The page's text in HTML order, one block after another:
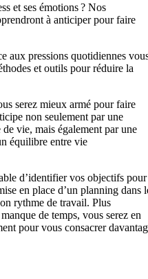
et ses émotions ? Nos
à anticiper pour faire
aux pressions quotidiennes
et outils pour réduire la
serez mieux armé pour faire
non seulement par une
vie, mais également par une
équilibre entre vie
d’identifier vos objectifs pour
en place d’un planning dans
rythme de travail. Plus
de temps, vous serez en
pour vous consacrer